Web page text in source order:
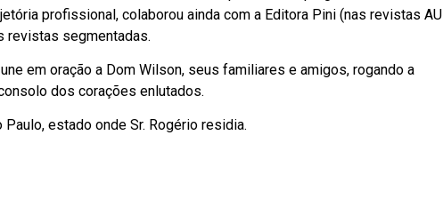
profissional, colaborou ainda com a Editora Pini (nas revistas AU
revistas segmentadas.
em oração a Dom Wilson, seus familiares e amigos, rogando a
dos corações enlutados.
estado onde Sr. Rogério residia.